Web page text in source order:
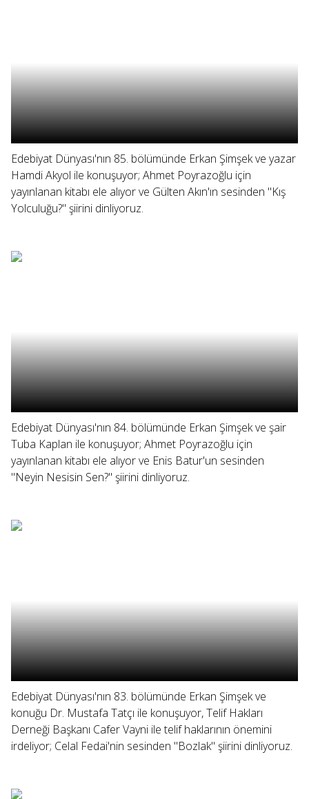
Edebiyat Dünyası'nın 85. bölümünde Erkan Şimşek ve yazar
Hamdi Akyol ile konuşuyor; Ahmet Poyrazoğlu için
yayınlanan kitabı ele alıyor ve Gülten Akın'ın sesinden "Kış
Yolculuğu?" şiirini dinliyoruz.
Edebiyat Dünyası'nın 84. bölümünde Erkan Şimşek ve şair
Tuba Kaplan ile konuşuyor; Ahmet Poyrazoğlu için
yayınlanan kitabı ele alıyor ve Enis Batur'un sesinden
"Neyin Nesisin Sen?" şiirini dinliyoruz.
Edebiyat Dünyası'nın 83. bölümünde Erkan Şimşek ve
konuğu Dr. Mustafa Tatçı ile konuşuyor, Telif Hakları
Derneği Başkanı Cafer Vayni ile telif haklarının önemini
irdeliyor; Celal Fedai'nin sesinden "Bozlak" şiirini dinliyoruz.